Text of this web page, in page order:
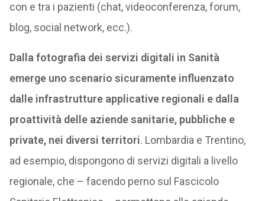
con e tra i pazienti (chat, videoconferenza, forum,
blog, social network, ecc.).
Dalla fotografia dei servizi digitali in Sanità
emerge uno scenario sicuramente influenzato
dalle infrastrutture applicative regionali e dalla
proattività delle aziende sanitarie, pubbliche e
private, nei diversi territori. Lombardia e Trentino,
ad esempio, dispongono di servizi digitali a livello
regionale, che – facendo perno sul Fascicolo